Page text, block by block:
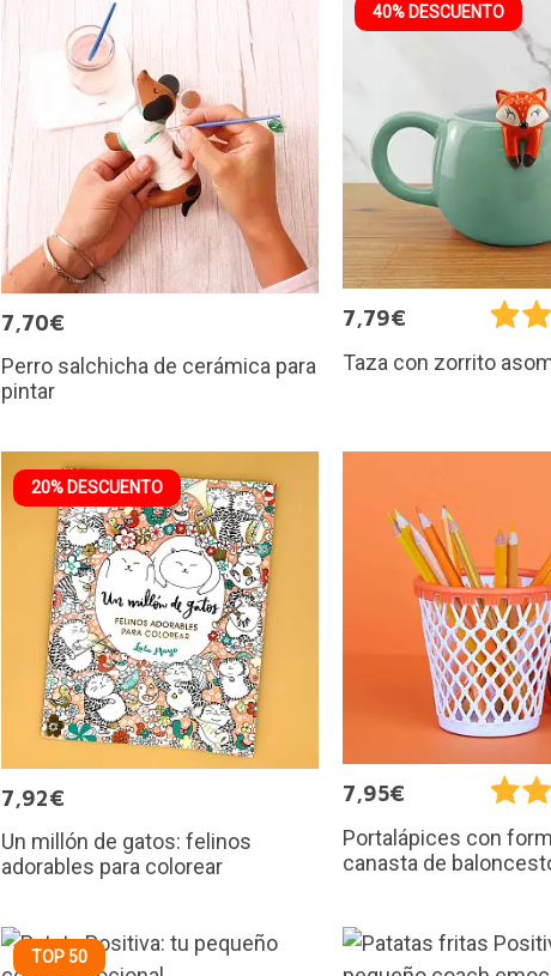
7,70€
Perro salchicha de cerámica para
pintar
40% DESCUENTO
7,79€
Taza con zorrito
20% DESCUENTO
7,92€
Un millón de gatos: felinos
adorables para colorear
7,95€
Portalápices con
canasta de
TOP 50